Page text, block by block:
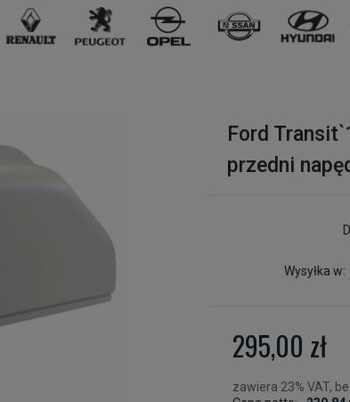
Ford
przedni
Wysyłka w:
295,00 zł
zawiera 23% VAT,